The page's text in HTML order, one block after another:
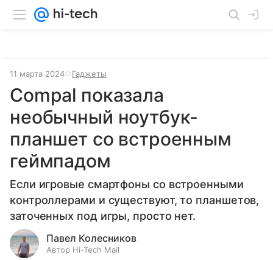
11 марта 2024 Гаджеты
Compal показала
необычный ноутбук-
планшет со встроенным
геймпадом
Если игровые смартфоны со встроенными
контроллерами и существуют, то планшетов,
заточенных под игры, просто нет.
Павел Колесников
Автор Hi-Tech Mail